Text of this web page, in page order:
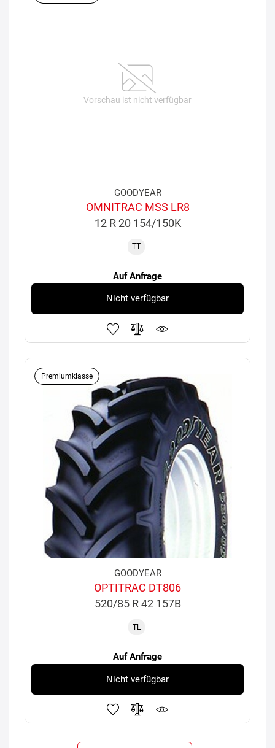
Vorschau ist nicht verfügbar
GOODYEAR
OMNITRAC MSS LR8
12 R 20 154/150K
TT
Auf Anfrage
Nicht verfügbar
Premiumklasse
GOODYEAR
OPTITRAC DT806
520/85 R 42 157B
TL
Auf Anfrage
Nicht verfügbar